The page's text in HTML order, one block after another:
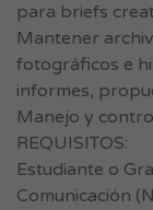
para briefs
Mantener
fotográficos e
informes,
Manejo y
REQUISITOS:
Estudiante o
Comunicación